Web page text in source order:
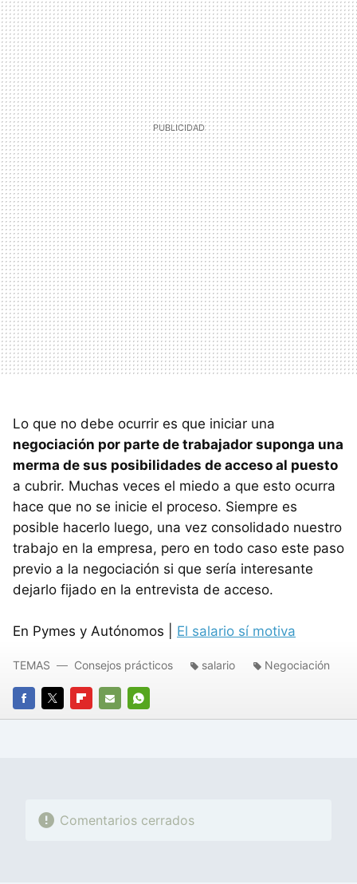
Lo que no debe ocurrir es que iniciar una
negociación por parte de trabajador suponga una
merma de sus posibilidades de acceso al puesto
a cubrir. Muchas veces el miedo a que esto ocurra
hace que no se inicie el proceso. Siempre es
posible hacerlo luego, una vez consolidado nuestro
trabajo en la empresa, pero en todo caso este paso
previo a la negociación si que sería interesante
dejarlo fijado en la entrevista de acceso.
En Pymes y Autónomos | El salario sí motiva
FACEBOOK
TWITTERFLIPBOARD
E-
WHATSAPP
TEMAS Consejos prácticos salario Negociación
Comentarios cerrados